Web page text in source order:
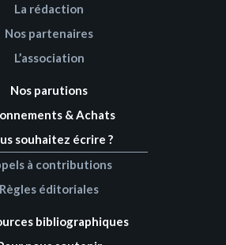
La rédaction
Nos partenaires
L’association
Nos parutions
& Achats
souhaitez écrire ?
à contributions
Règles éditoriales
bibliographiques